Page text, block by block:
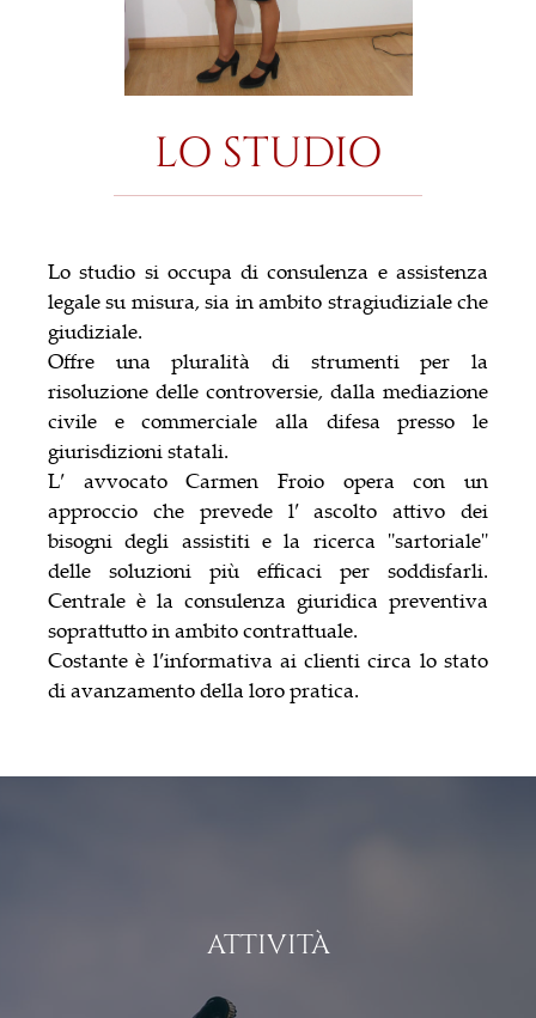
LO STUDIO
Lo studio si occupa di consulenza e assistenza
legale su misura, sia in ambito stragiudiziale che
giudiziale.
Offre una pluralità di strumenti per la
risoluzione delle controversie, dalla mediazione
civile e commerciale alla difesa presso le
giurisdizioni statali.
L′ avvocato Carmen Froio opera con un
approccio che prevede l′ ascolto attivo dei
bisogni degli assistiti e la ricerca "sartoriale"
delle soluzioni più efficaci per soddisfarli.
Centrale è la consulenza giuridica preventiva
soprattutto in ambito contrattuale.
Costante è l′informativa ai clienti circa lo stato
di avanzamento della loro pratica.
ATTIVITÀ